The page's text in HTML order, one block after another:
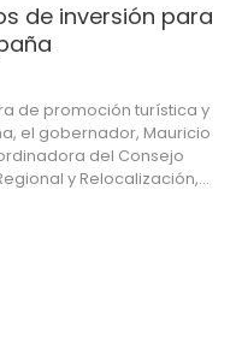
de inversión para
de promoción turística y
el gobernador, Mauricio
del Consejo
y Relocalización,…